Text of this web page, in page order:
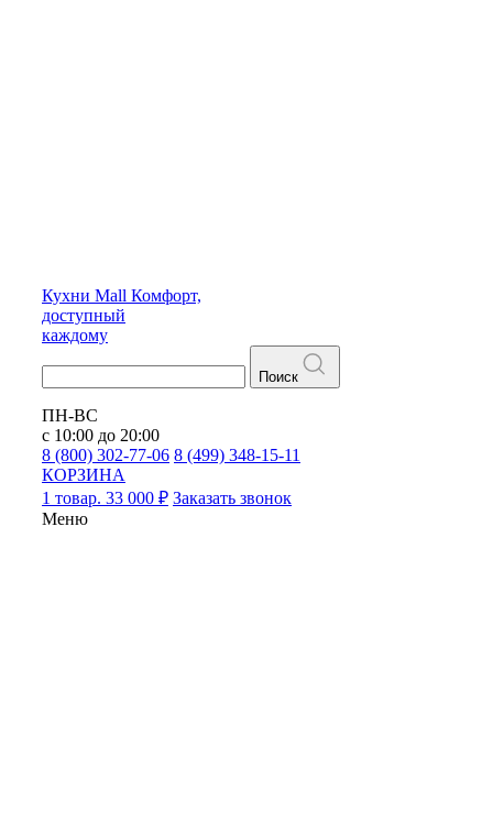
Кухни Mall Комфорт,
доступный
каждому
Поиск
ПН-ВС
с 10:00 до 20:00
8 (800) 302-77-06 8 (499) 348-15-11
КОРЗИНА
1 товар. 33 000 ₽ Заказать звонок
Меню